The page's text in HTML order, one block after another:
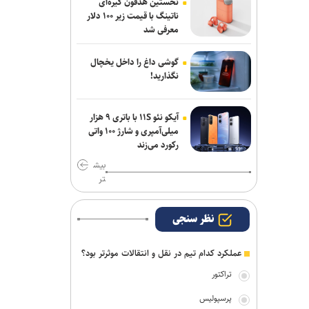
بازی‌های آسیایی در کمپ تیم‌های ملی؛
تذکر وزنی به نایب‌قهرمان جهان
ناکامی نماینده ایران در مسابقات ورزش
های خیابانی
بیاتلو: با آریو قرارداد دارم/ حضورم در مس
رفسنجان صحت ندارد
اژدهاکش به پرسپولیس پیوست
ناتینگ با قیمت زیر ۱۰۰ دلار
معرفی شد
گوشی داغ را داخل یخچال
نگذارید!
آیکو نئو ۱۱S با باتری ۹ هزار
میلی‌آمپری و شارژ ۱۰۰ واتی
رکورد می‌زند
بیش
تر
نظر سنجی
عملکرد کدام تیم در نقل و انتقالات موثرتر بود؟
تراکتور
پرسپولیس